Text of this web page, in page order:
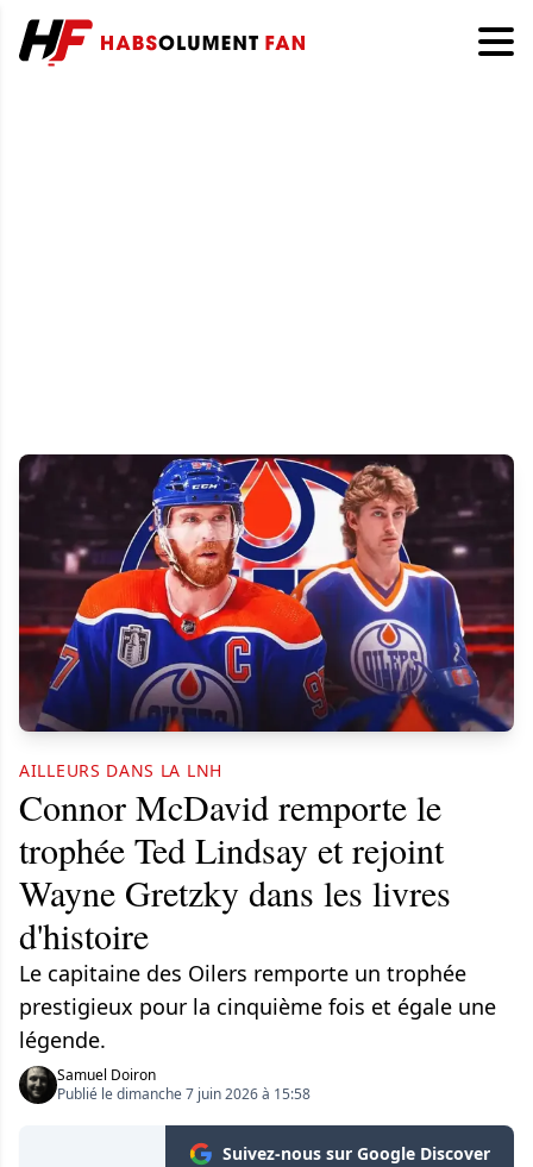
AILLEURS DANS LA LNH
Connor McDavid remporte le
trophée Ted Lindsay et rejoint
Wayne Gretzky dans les livres
d'histoire
Le capitaine des Oilers remporte un trophée
prestigieux pour la cinquième fois et égale une
légende.
Samuel Doiron
Publié le dimanche 7 juin 2026 à 15:58
Suivez-nous sur Google Discover